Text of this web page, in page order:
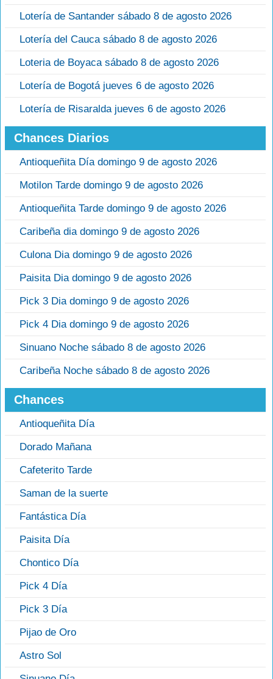
Lotería de Santander sábado 8 de agosto 2026
Lotería del Cauca sábado 8 de agosto 2026
Loteria de Boyaca sábado 8 de agosto 2026
Lotería de Bogotá jueves 6 de agosto 2026
Lotería de Risaralda jueves 6 de agosto 2026
Chances Diarios
Antioqueñita Día domingo 9 de agosto 2026
Motilon Tarde domingo 9 de agosto 2026
Antioqueñita Tarde domingo 9 de agosto 2026
Caribeña dia domingo 9 de agosto 2026
Culona Dia domingo 9 de agosto 2026
Paisita Dia domingo 9 de agosto 2026
Pick 3 Dia domingo 9 de agosto 2026
Pick 4 Dia domingo 9 de agosto 2026
Sinuano Noche sábado 8 de agosto 2026
Caribeña Noche sábado 8 de agosto 2026
Chances
Antioqueñita Día
Dorado Mañana
Cafeterito Tarde
Saman de la suerte
Fantástica Día
Paisita Día
Chontico Día
Pick 4 Día
Pick 3 Día
Pijao de Oro
Astro Sol